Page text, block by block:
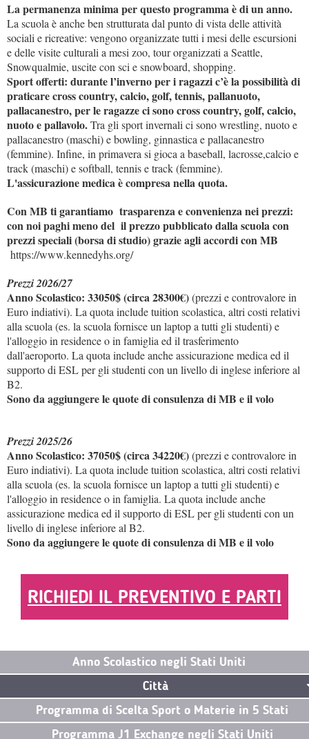
La permanenza minima per questo programma è di un anno.
La scuola è anche ben strutturata dal punto di vista delle attività
sociali e ricreative: vengono organizzate tutti i mesi delle escursioni
e delle visite culturali a mesi zoo, tour organizzati a Seattle,
Snowqualmie, uscite con sci e snowboard, shopping.
Sport offerti: durante l’inverno per i ragazzi c’è la possibilità di
praticare cross country, calcio, golf, tennis, pallanuoto,
pallacanestro, per le ragazze ci sono cross country, golf, calcio,
nuoto e pallavolo.Tra gli sport invernali ci sono wrestling, nuoto e
pallacanestro (maschi) e bowling, ginnastica e pallacanestro
(femmine). Infine, in primavera si gioca a baseball, lacrosse,calcio e
track (maschi) e softball, tennis e track (femmine).
L'assicurazione medica è compresa nella quota.
Con MB ti garantiamo trasparenza e convenienza nei prezzi:
con noi paghi meno del il prezzo pubblicato dalla scuola con
prezzi speciali (borsa di studio) grazie agli accordi con MB
https://www.kennedyhs.org/
Prezzi 2026/27
Anno Scolastico: 33050$ (circa 28300€)(prezzi e controvalore in
Euro indiativi). La quota include tuition scolastica, altri costi relativi
alla scuola (es. la scuola fornisce un laptop a tutti gli studenti) e
l'alloggio in residence o in famiglia ed il trasferimento
dall'aeroporto. La quota include anche assicurazione medica ed il
supporto di ESL per gli studenti con un livello di inglese inferiore al
B2.
Sono da aggiungere le quote di consulenza di MB e il volo
Prezzi 2025/26
Anno Scolastico: 37050$ (circa 34220€)(prezzi e controvalore in
Euro indiativi). La quota include tuition scolastica, altri costi relativi
alla scuola (es. la scuola fornisce un laptop a tutti gli studenti) e
l'alloggio in residence o in famiglia. La quota include anche
assicurazione medica ed il supporto di ESL per gli studenti con un
livello di inglese inferiore al B2.
Sono da aggiungere le quote di consulenza di MB e il volo
RICHIEDI IL PREVENTIVO E PARTI
Anno Scolastico negli Stati Uniti
Città
Programma di Scelta Sport o Materie in 5 Stati
Programma J1 Exchange negli Stati Uniti